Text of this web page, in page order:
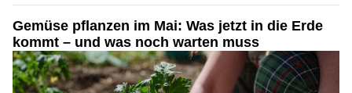
Gemüse pflanzen im Mai: Was jetzt in die Erde
kommt – und was noch warten muss